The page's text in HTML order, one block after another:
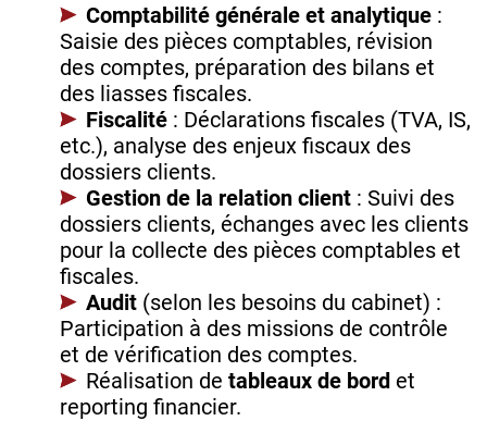
Comptabilité générale et analytique :
Saisie des pièces comptables, révision
des comptes, préparation des bilans et
des liasses fiscales.
Fiscalité : Déclarations fiscales (TVA, IS,
etc.), analyse des enjeux fiscaux des
dossiers clients.
Gestion de la relation client : Suivi des
dossiers clients, échanges avec les clients
pour la collecte des pièces comptables et
fiscales.
Audit (selon les besoins du cabinet) :
Participation à des missions de contrôle
et de vérification des comptes.
Réalisation de tableaux de bord et
reporting financier.